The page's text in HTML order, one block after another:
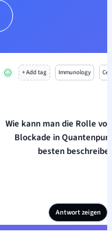
+ Add tag Immunology
Wie kann man die Rolle
Blockade in
besten
Antwort zeigen